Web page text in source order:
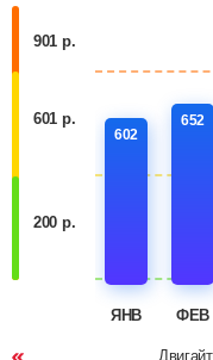
901 р.
601 р.
200 р.
602
ЯНВ
652
ФЕВ